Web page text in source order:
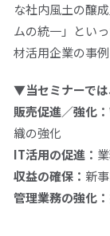
な社内風土の醸
ムの統一」とい
材活用企業の事
▼当セミナーで
販売促進／強化：
織の強化
IT活用の促進：
収益の確保： 新
管理業務の強化：